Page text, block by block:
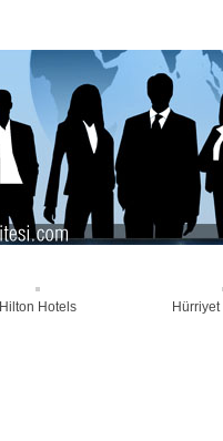
Hilton Hotels